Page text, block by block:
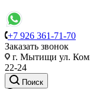
+7 926 361-71-70
Заказать звонок
г. Мытищи ул.
22-24
Поиск